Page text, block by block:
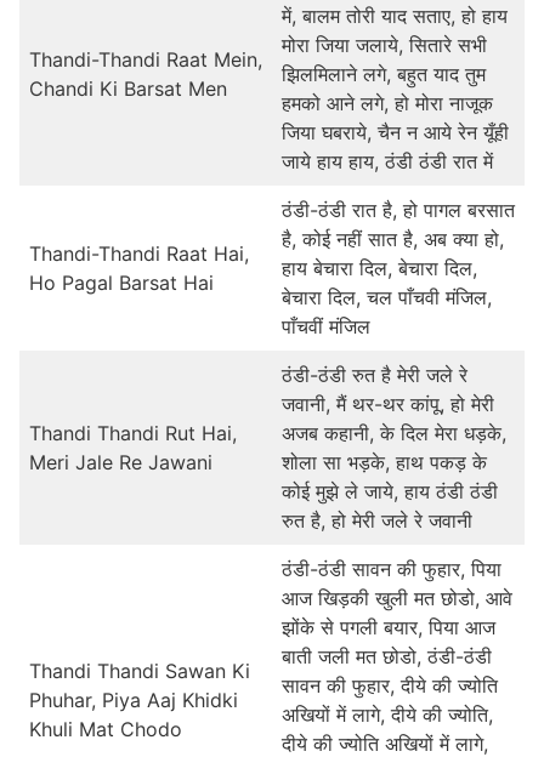
Thandi-Thandi Raat Mein,
Chandi Ki Barsat Men
में, बालम तोरी याद सताए, हो हाय
मोरा जिया जलाये, सितारे सभी
झिलमिलाने लगे, बहुत याद तुम
हमको आने लगे, हो मोरा नाजूक
जिया घबराये, चैन न आये रेन यूँही
जाये हाय हाय, ठंडी ठंडी रात में
Thandi-Thandi Raat Hai,
Ho Pagal Barsat Hai
ठंडी-ठंडी रात है, हो पागल बरसात
है, कोई नहीं सात है, अब क्या हो,
हाय बेचारा दिल, बेचारा दिल,
बेचारा दिल, चल पाँचवी मंजिल,
पाँचवीं मंजिल
Thandi Thandi Rut Hai,
Meri Jale Re Jawani
ठंडी-ठंडी रुत है मेरी जले रे
जवानी, मैं थर-थर कांपू, हो मेरी
अजब कहानी, के दिल मेरा धड़के,
शोला सा भड़के, हाथ पकड़ के
कोई मुझे ले जाये, हाय ठंडी ठंडी
रुत है, हो मेरी जले रे जवानी
Thandi Thandi Sawan Ki
Phuhar, Piya Aaj Khidki
Khuli Mat Chodo
ठंडी-ठंडी सावन की फुहार, पिया
आज खिड़की खुली मत छोडो, आवे
झोंके से पगली बयार, पिया आज
बाती जली मत छोडो, ठंडी-ठंडी
सावन की फुहार, दीये की ज्योति
अखियों में लागे, दीये की ज्योति,
दीये की ज्योति अखियों में लागे,